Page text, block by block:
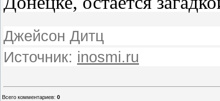
Джейсон Дитц
Источник: inosmi.ru
Всего комментариев: 0